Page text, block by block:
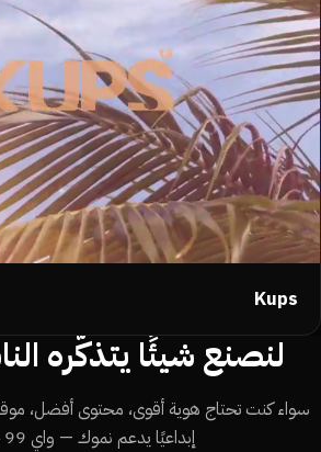
Kups
لنصنع شيئًا يتذكّره
سواء كنت تحتاج هوية أقوى، محتوى أفضل، موقعًا
إبداعيًا يدعم نموك — واي 99 جاهزة.